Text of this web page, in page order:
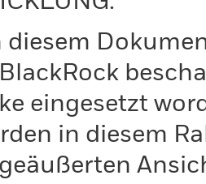
eingesetzt
in diesem